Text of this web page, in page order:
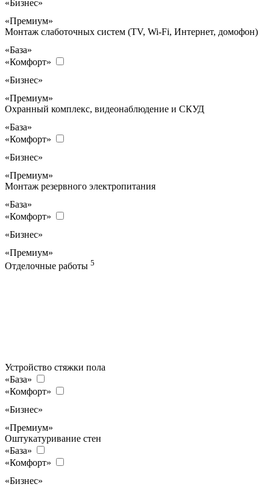
«Бизнес»
«Премиум»
Монтаж слаботочных систем (TV, Wi-Fi, Интернет, домофон)
«База»
«Комфорт»
«Бизнес»
«Премиум»
Охранный комплекс, видеонаблюдение и СКУД
«База»
«Комфорт»
«Бизнес»
«Премиум»
Монтаж резервного электропитания
«База»
«Комфорт»
«Бизнес»
«Премиум»
Отделочные работы 5
Устройство стяжки пола
«База»
«Комфорт»
«Бизнес»
«Премиум»
Оштукатуривание стен
«База»
«Комфорт»
«Бизнес»